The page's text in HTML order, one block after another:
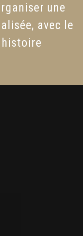
une
avec le